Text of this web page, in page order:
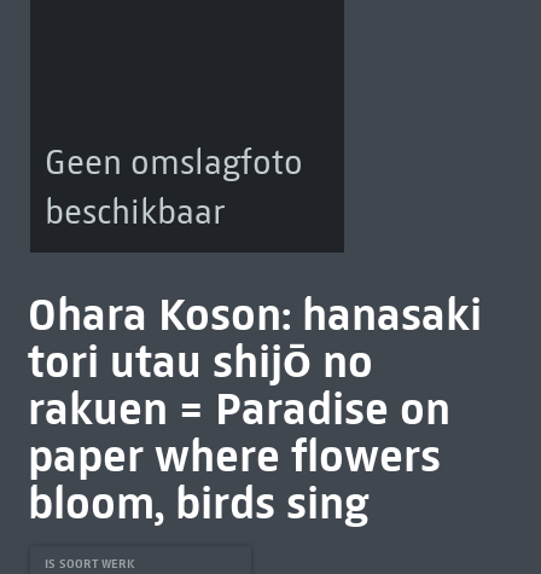
Geen omslagfoto
beschikbaar
Ohara Koson: hanasaki
tori utau shijō no
rakuen = Paradise on
paper where flowers
bloom, birds sing
IS SOORT WERK